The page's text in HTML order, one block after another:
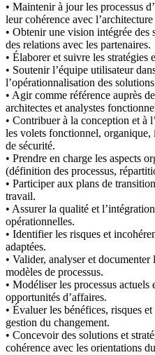
• Maintenir à jour les processus
leur cohérence avec
• Obtenir une vision intégrée des
des relations avec les partenaires.
• Élaborer et suivre les stratégies
• Soutenir l’équipe utilisateur
l’opérationnalisation des
• Agir comme référence auprès
architectes et analystes
• Contribuer à la conception et à
les volets fonctionnel,
de sécurité.
• Prendre en charge les aspects
(définition des processus,
• Participer aux plans de
travail.
• Assurer la qualité et
opérationnelles.
• Identifier les risques et
adaptées.
• Valider, analyser et documenter
modèles de processus.
• Modéliser les processus
opportunités d’affaires.
• Évaluer les bénéfices, risques
gestion du changement.
• Concevoir des solutions et
cohérence avec les orientations